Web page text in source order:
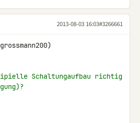
2013-08-03 16:03#3266661
Schaltungaufbau richtig